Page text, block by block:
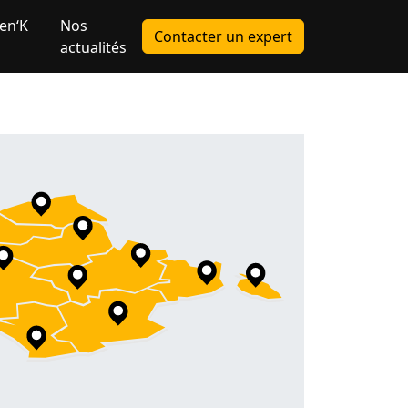
Nos
actualités
Contacter un expert